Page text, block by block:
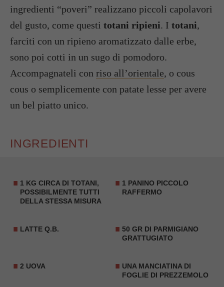
ingredienti “poveri” realizzano piccoli capolavori
del gusto, come questi totani ripieni. I totani,
farciti con un ripieno aromatizzato dalle erbe,
sono poi cotti in un sugo di pomodoro.
Accompagnateli con riso all’orientale, o cous
cous o semplicemente con patate lesse per avere
un bel piatto unico.
INGREDIENTI
1 KG CIRCA DI TOTANI,
POSSIBILMENTE TUTTI
DELLA STESSA MISURA
1 PANINO PICCOLO
RAFFERMO
LATTE Q.B.
50 GR DI PARMIGIANO
GRATTUGIATO
2 UOVA
UNA MANCIATINA DI
FOGLIE DI PREZZEMOLO